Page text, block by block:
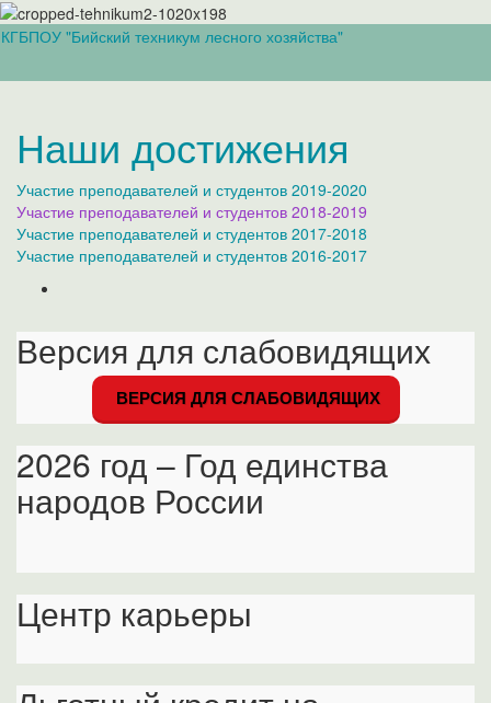
выкл
КГБПОУ "Бийский техникум лесного хозяйства"
Наши достижения
Участие преподавателей и студентов 2019-2020
Участие преподавателей и студентов 2018-2019
Участие преподавателей и студентов 2017-2018
Участие преподавателей и студентов 2016-2017
Версия для слабовидящих
ВЕРСИЯ ДЛЯ СЛАБОВИДЯЩИХ
2026 год – Год единства
народов России
Центр карьеры